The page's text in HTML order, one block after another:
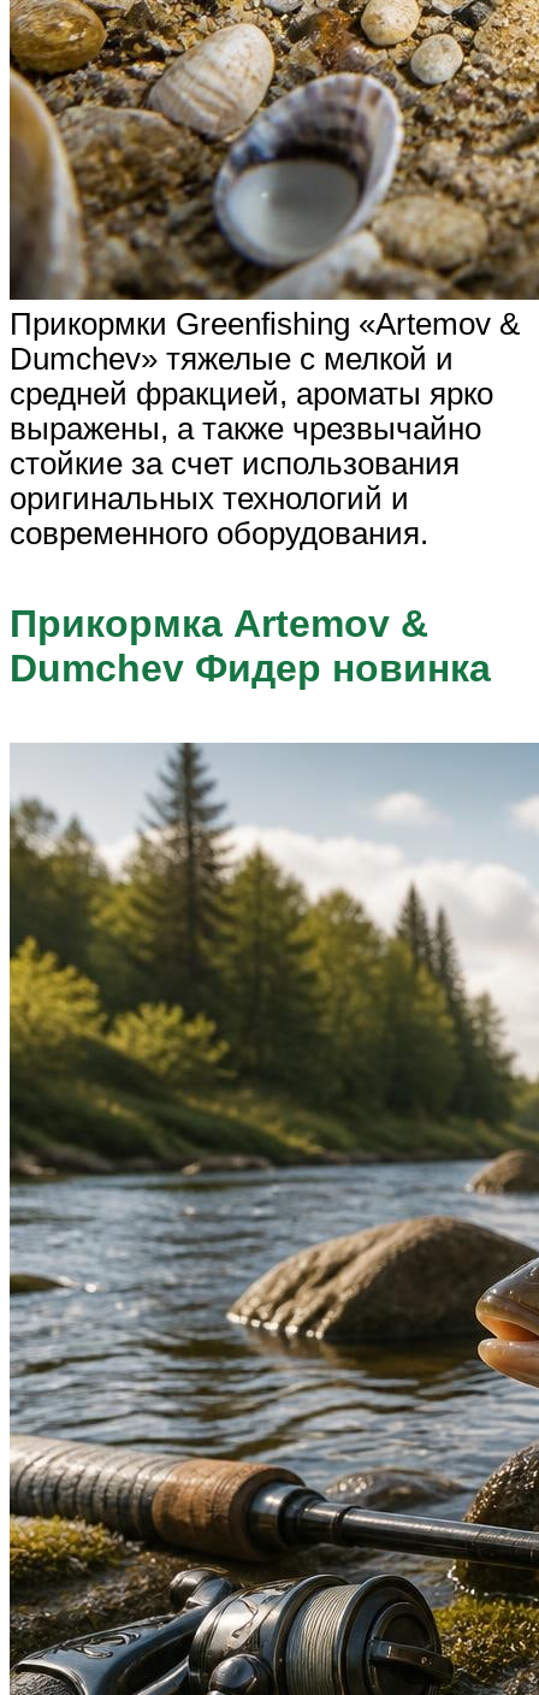
Прикормки Greenfishing «Artemov &
Dumchev» тяжелые с мелкой и
средней фракцией, ароматы ярко
выражены, а также чрезвычайно
стойкие за счет использования
оригинальных технологий и
современного оборудования.
Прикормка Artemov &
Dumchev Фидер новинка